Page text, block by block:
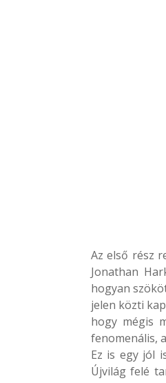
Az első rész
Jonathan
hogyan
jelen közti
hogy mégis
fenomenális,
Ez is egy jól
Újvilág felé